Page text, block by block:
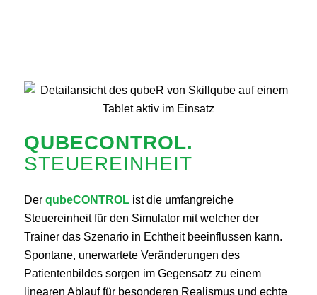
QUBECONTROL.
STEUEREINHEIT
DerqubeCONTROList die umfangreiche
Steuereinheit für den Simulator mit welcher der
Trainer das Szenario in Echtheit beeinflussen kann.
Spontane, unerwartete Veränderungen des
Patientenbildes sorgen im Gegensatz zu einem
linearen Ablauf für besonderen Realismus und echte